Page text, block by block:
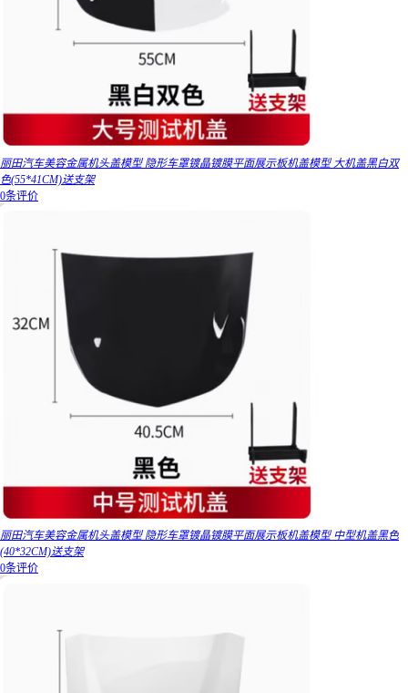
丽田汽车美容金属机头盖模型 隐形车罩镀晶镀膜平面展示板机盖模型 大机盖黑白双
色(55*41CM)送支架
0条评价
丽田汽车美容金属机头盖模型 隐形车罩镀晶镀膜平面展示板机盖模型 中型机盖黑色
(40*32CM)送支架
0条评价